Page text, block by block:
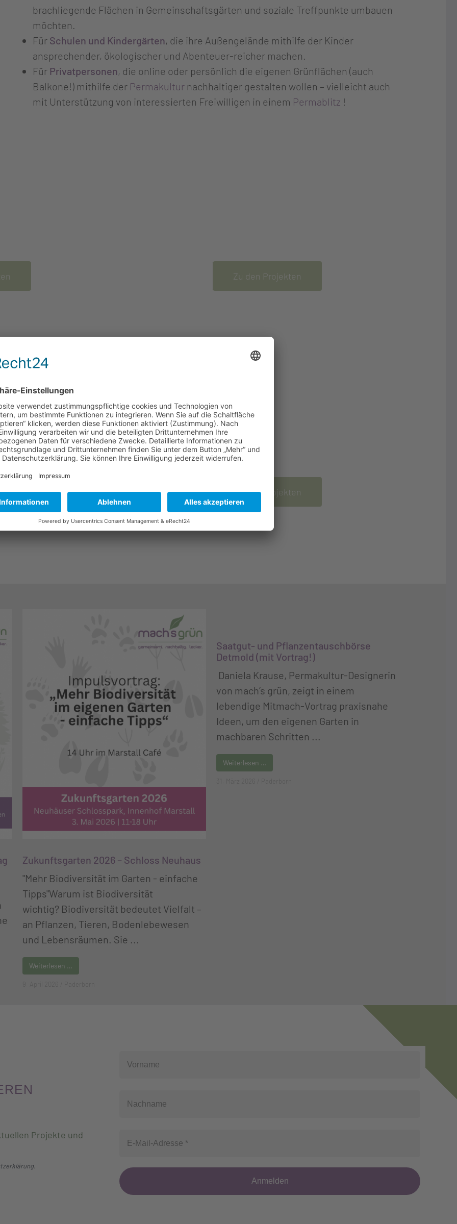
brachliegende Flächen in Gemeinschaftsgärten und soziale Treffpunkte umbauen
möchten.
Für Schulen und Kindergärten, die ihre Außengelände mithilfe der Kinder
ansprechender, ökologischer und Abenteuer-reicher machen.
Für Privatpersonen, die online oder persönlich die eigenen Grünflächen (auch
Balkone!) mithilfe der Permakulturnachhaltiger gestalten wollen – vielleicht auch
mit Unterstützung von interessierten Freiwilligen in einem Permablitz !
Zu den Projekten
– statt Asphalt und
Der Garten, der auch den
Insekten gefällt.
Zu den Projekten
Zukunftsgarten 2026 – Schloss Neuhaus
"Mehr Biodiversität im Garten - einfache
Tipps"Warum ist Biodiversität
wichtig? Biodiversität bedeutet Vielfalt –
an Pflanzen, Tieren, Bodenlebewesen
und Lebensräumen. Sie ...
Weiterlesen …
Saatgut- und Pflanzentauschbörse
Detmold (mit Vortrag!)
Daniela Krause, Permakultur-Designerin
von mach’s grün, zeigt in einem
lebendige Mitmach-Vortrag praxisnahe
Ideen, um den eigenen Garten in
machbaren Schritten ...
Weiterlesen …
Projekte und
.